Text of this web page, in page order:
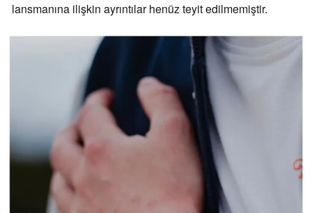
lansmanına ilişkin ayrıntılar henüz teyit edilmemiştir.